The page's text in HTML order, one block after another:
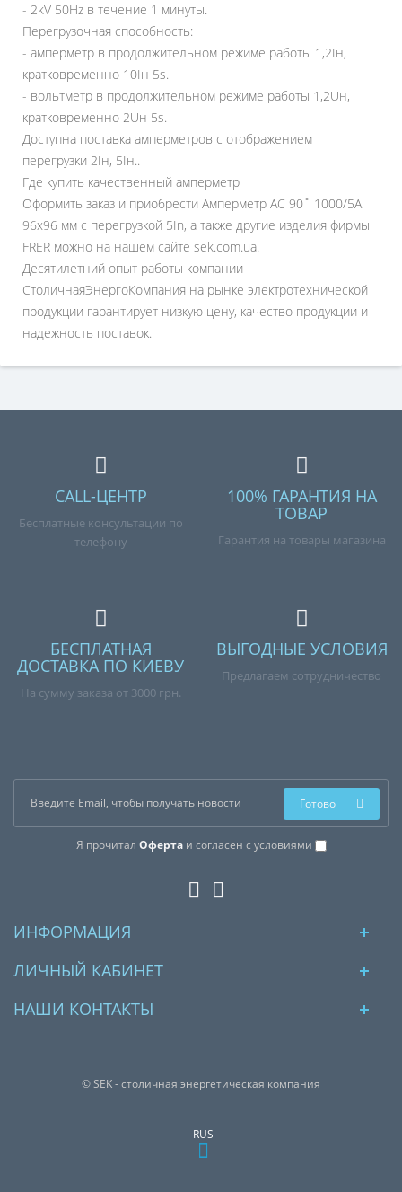
- 2kV 50Hz в течение 1 минуты.
Перегрузочная способность:
- амперметр в продолжительном режиме работы 1,2Iн,
кратковременно 10Iн 5s.
- вольтметр в продолжительном режиме работы 1,2Uн,
кратковременно 2Uн 5s.
Доступна поставка амперметров с отображением
перегрузки 2Iн, 5Iн..
Где купить качественный амперметр
Оформить заказ и приобрести Амперметр AC 90˚ 1000/5A
96x96 мм с перегрузкой 5In, а также другие изделия фирмы
FRER можно на нашем сайте sek.com.ua.
Десятилетний опыт работы компании
СтоличнаяЭнергоКомпания на рынке электротехнической
продукции гарантирует низкую цену, качество продукции и
надежность поставок.
CALL-ЦЕНТР
Бесплатные консультации по
телефону
100% ГАРАНТИЯ НА
ТОВАР
Гарантия на товары магазина
БЕСПЛАТНАЯ
ДОСТАВКА ПО КИЕВУ
На сумму заказа от 3000 грн.
ВЫГОДНЫЕ УСЛОВИЯ
Предлагаем сотрудничество
Я прочитал Офертаи согласен с условиями
Готово
ИНФОРМАЦИЯ
ЛИЧНЫЙ КАБИНЕТ
НАШИ КОНТАКТЫ
© SEK - столичная энергетическая компания
RUS